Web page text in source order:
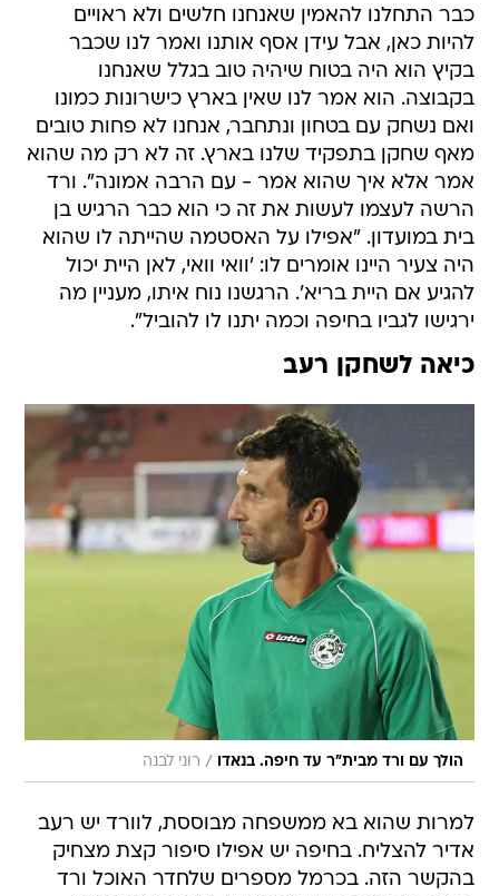
כבר התחלנו להאמין שאנחנו חלשים ולא ראויים
להיות כאן, אבל עידן אסף אותנו ואמר לנו שכבר
בקיץ הוא היה בטוח שיהיה טוב בגלל שאנחנו
בקבוצה. הוא אמר לנו שאין בארץ כישרונות כמונו
ואם נשחק עם בטחון ונתחבר, אנחנו לא פחות טובים
מאף שחקן בתפקיד שלנו בארץ. זה לא רק מה שהוא
אמר אלא איך שהוא אמר - עם הרבה אמונה". ורד
הרשה לעצמו לעשות את זה כי הוא כבר הרגיש בן
בית במועדון. "אפילו על האסטמה שהייתה לו שהוא
היה צעיר היינו אומרים לו: 'וואי וואי, לאן היית יכול
להגיע אם היית בריא'. הרגשנו נוח איתו, מעניין מה
ירגישו לגביו בחיפה וכמה יתנו לו להוביל".
כיאה לשחקן רעב
הולך עם ורד מבית"ר עד חיפה. בנאדו / רוני לבנה
למרות שהוא בא ממשפחה מבוססת, לוורד יש רעב
אדיר להצליח. בחיפה יש אפילו סיפור קצת מצחיק
בהקשר הזה. בכרמל מספרים שלחדר האוכל ורד